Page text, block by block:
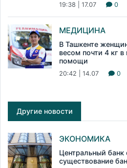
19:38 | 17.07 0
МЕДИЦИНА
В Ташкенте
весом почти 4 кг
помощи
20:42 | 14.07 0
Другие новости
ЭКОНОМИКА
Центральный банк
существование